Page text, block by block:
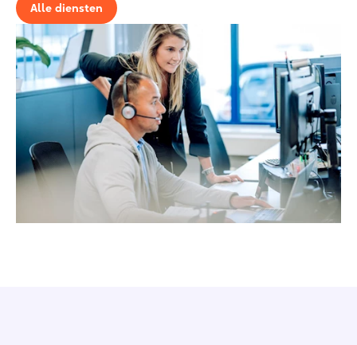
Alle diensten